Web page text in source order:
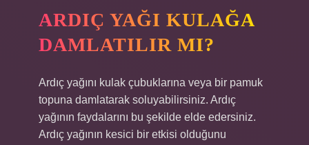
ARDIÇ YAĞI KULAĞA
DAMLATILIR MI?
Ardıç yağını kulak çubuklarına veya bir pamuk
topuna damlatarak soluyabilirsiniz. Ardıç
yağının faydalarını bu şekilde elde edersiniz.
Ardıç yağının kesici bir etkisi olduğunu